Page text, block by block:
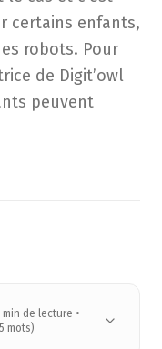
certains enfants,
robots. Pour
de Digit’owl
peuvent
min de lecture •
mots)